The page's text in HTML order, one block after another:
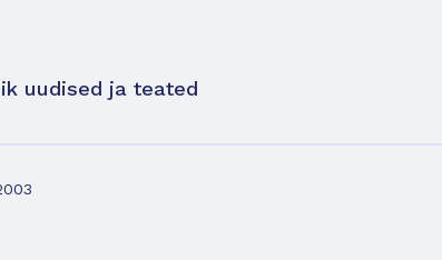
uudised ja teated